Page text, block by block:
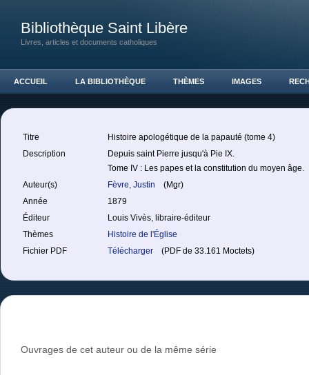
Bibliothèque Saint Libère
Livres, articles et documents catholiques
ACCUEIL LA BIBLIOTHÈQUE THÈMES IMAGES
Titre
Histoire apologétique de la papauté (tome 4)
Description
Depuis saint Pierre jusqu'à Pie IX.
Tome IV : Les papes et la constitution du moyen âge.
Auteur(s)
Fèvre, Justin
(Mgr)
Année
1879
Éditeur
Louis Vivès, libraire-éditeur
Thèmes
Histoire de l'Église
Fichier PDF
Télécharger (PDF de 33.161 Moctets)
Ouvrages de cet auteur ou de la même série